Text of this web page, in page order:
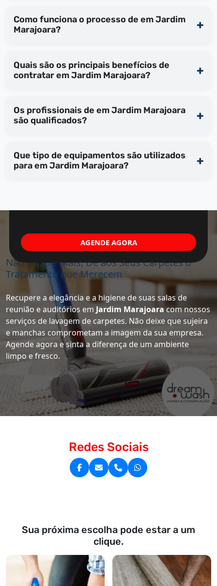
Como funciona o processo de em Jardim
Marajoara?
Quais são os principais benefícios de
contratar em Jardim Marajoara?
Os profissionais de em Jardim Marajoara
são qualificados?
Que tipo de equipamentos são utilizados
para em Jardim Marajoara?
Não Espere Mais, Dê aos Seus Carpetes o
Tratamento que Merecem
Recupere a elegância e a higiene de suas salas de
reunião e auditórios em Jardim Marajoaracom nossos
serviços de lavagem de carpetes. Não deixe que sujeira
e manchas comprometam a imagem da sua empresa.
Agende agora e sinta a diferença de um ambiente
limpo e fresco.
AGENDE AGORA
Redes Sociais
Sua próxima escolha pode estar a um
clique.